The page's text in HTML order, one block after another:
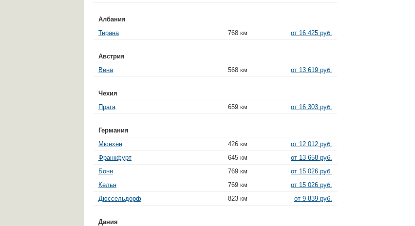
Албания
Тирана
768 км от 16 425 руб.
Австрия
Вена
568 км от 13 619 руб.
Чехия
Прага
659 км от 16 303 руб.
Германия
Мюнхен
426 км
от 12 012 руб.
Франкфурт
645 км
от 13 658 руб.
Бонн
769 км
от 15 026 руб.
Кельн
769 км
от 15 026 руб.
Дюссельдорф
823 км от 9 839 руб.
Дания